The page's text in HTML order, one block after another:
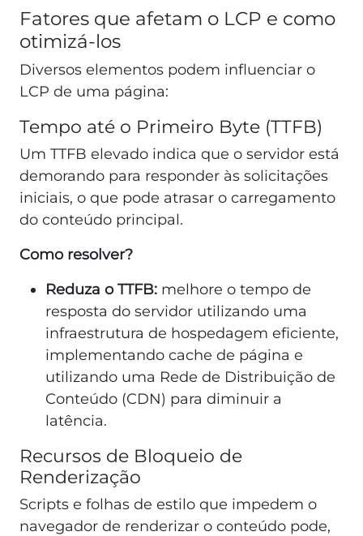
Fatores que afetam o LCP e como
otimizá-los
Diversos elementos podem influenciar o
LCP de uma página:
Tempo até o Primeiro Byte (TTFB)
Um TTFB elevado indica que o servidor está
demorando para responder às solicitações
iniciais, o que pode atrasar o carregamento
do conteúdo principal.
Como resolver?
Reduza o TTFB: melhore o tempo de
resposta do servidor utilizando uma
infraestrutura de hospedagem eficiente,
implementando cache de página e
utilizando uma Rede de Distribuição de
Conteúdo (CDN) para diminuir a
latência.
Recursos de Bloqueio de
Renderização
Scripts e folhas de estilo que impedem o
navegador de renderizar o conteúdo pode,